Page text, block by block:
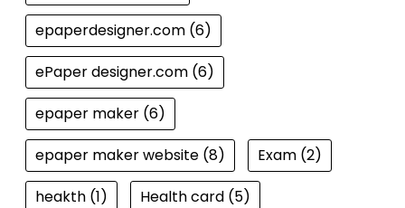
epaperdesigner.com(6)
ePaper designer.com(6)
epaper maker(6)
epaper maker website(8) Exam(2)
heakth(1) Health card(5)